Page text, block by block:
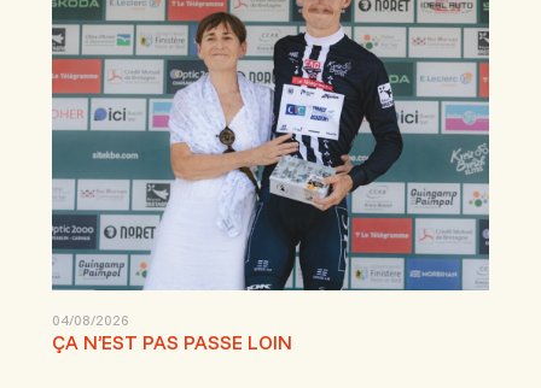
04/08/2026
ÇA N’EST PAS PASSE LOIN